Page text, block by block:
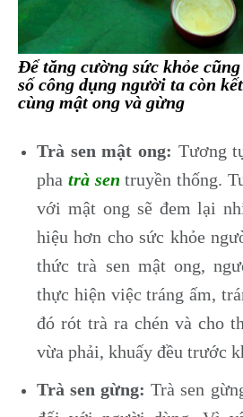
Để tăng cường sức khỏe
số công dụng người ta còn
cùng mật ong và gừng
Trà sen mật ong: Tương
pha trà sen truyền thống.
với mật ong sẽ đem lại
hiệu hơn cho sức khỏe
thức trà sen mật ong,
thực hiện việc tráng ấm,
đó rót trà ra chén và cho
vừa phải, khuấy đều trước
Trà sen gừng: Trà sen